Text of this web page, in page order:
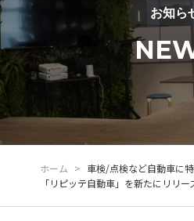
お知ら
ホーム > 車検/点検など自動車に
「リピッテ自動車」を新たにリリー